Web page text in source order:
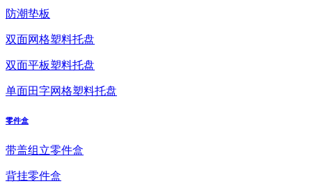
防潮垫板
双面网格塑料托盘
双面平板塑料托盘
单面田字网格塑料托盘
零件盒
带盖组立零件盒
背挂零件盒